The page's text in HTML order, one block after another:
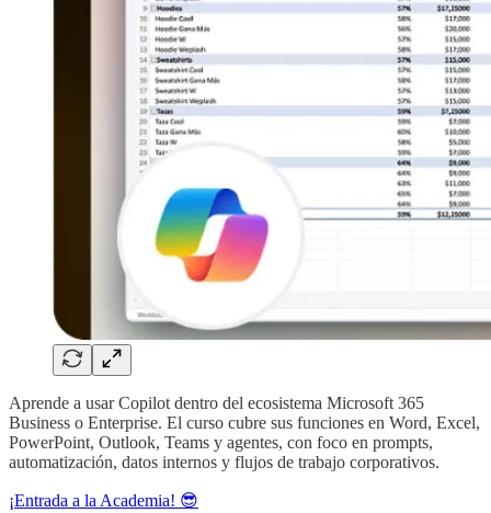
Aprende a usar Copilot dentro del ecosistema Microsoft 365
Business o Enterprise. El curso cubre sus funciones en Word, Excel,
PowerPoint, Outlook, Teams y agentes, con foco en prompts,
automatización, datos internos y flujos de trabajo corporativos.
¡Entrada a la Academia! 😎